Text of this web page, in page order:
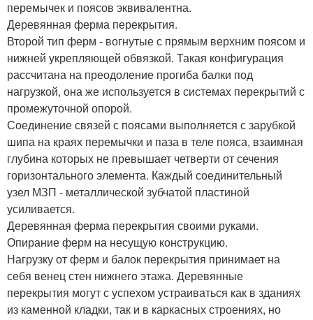
перемычек и поясов эквивалентна.
Деревянная ферма перекрытия.
Второй тип ферм - вогнутые с прямым верхним поясом и
нижней укрепляющей обвязкой. Такая конфигурация
рассчитана на преодоление прогиба балки под
нагрузкой, она же используется в системах перекрытий с
промежуточной опорой.
Соединение связей с поясами выполняется с зарубкой
шипа на краях перемычки и паза в теле пояса, взаимная
глубина которых не превышает четверти от сечения
горизонтального элемента. Каждый соединительный
узел МЗП - металлической зубчатой пластиной
усиливается.
Деревянная ферма перекрытия своими руками.
Опирание ферм на несущую конструкцию.
Нагрузку от ферм и балок перекрытия принимает на
себя венец стен нижнего этажа. Деревянные
перекрытия могут с успехом устраиваться как в зданиях
из каменной кладки, так и в каркасных строениях, но